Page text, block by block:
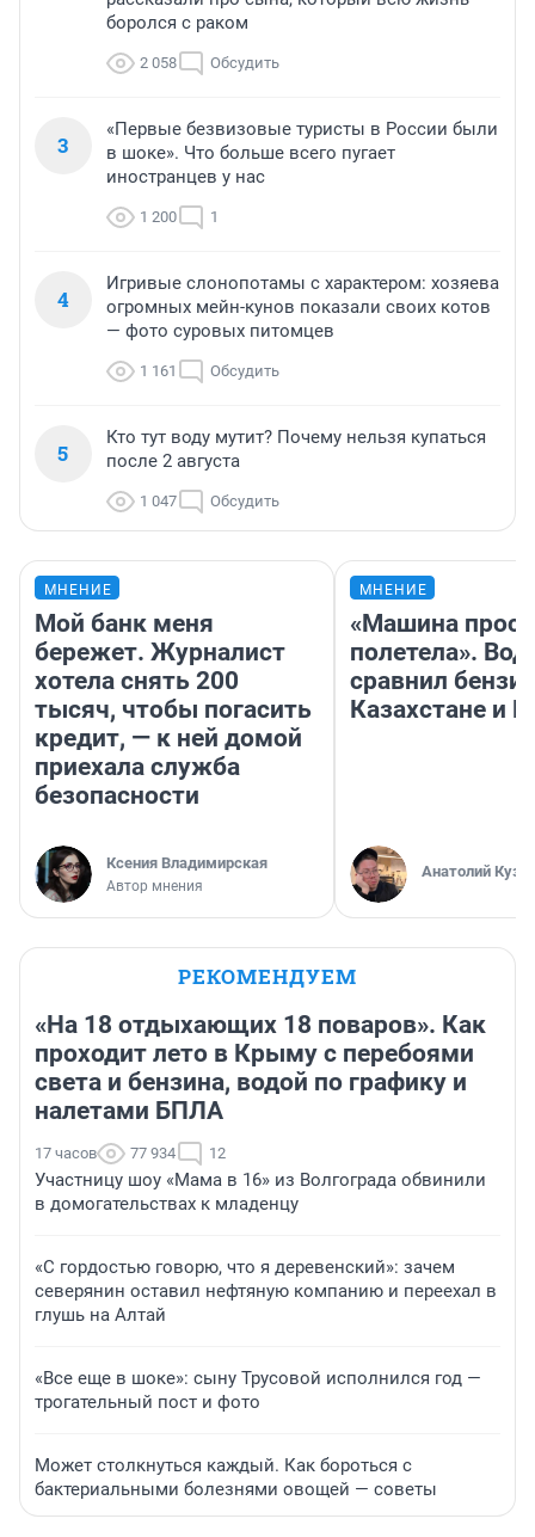
боролся с раком
2 058 Обсудить
3
«Первые безвизовые туристы в России были
в шоке». Что больше всего пугает
иностранцев у нас
1 200 1
4
Игривые слонопотамы с характером: хозяева
огромных мейн-кунов показали своих котов
— фото суровых питомцев
1 161 Обсудить
5
Кто тут воду мутит? Почему нельзя купаться
после 2 августа
1 047 Обсудить
МНЕНИЕ
Мой банк меня
бережет. Журналист
хотела снять 200
тысяч, чтобы погасить
кредит, — к ней домой
приехала служба
безопасности
Ксения Владимирская
Автор мнения
МНЕНИЕ
«Машина
полетела».
сравнил
Казахстане и
Анатолий
РЕКОМЕНДУЕМ
«На 18 отдыхающих 18 поваров». Как
проходит лето в Крыму с перебоями
света и бензина, водой по графику и
налетами БПЛА
17 часов 77 934 12
Участницу шоу «Мама в 16» из Волгограда обвинили
в домогательствах к младенцу
«С гордостью говорю, что я деревенский»: зачем
северянин оставил нефтяную компанию и переехал в
глушь на Алтай
«Все еще в шоке»: сыну Трусовой исполнился год —
трогательный пост и фото
Может столкнуться каждый. Как бороться с
бактериальными болезнями овощей — советы